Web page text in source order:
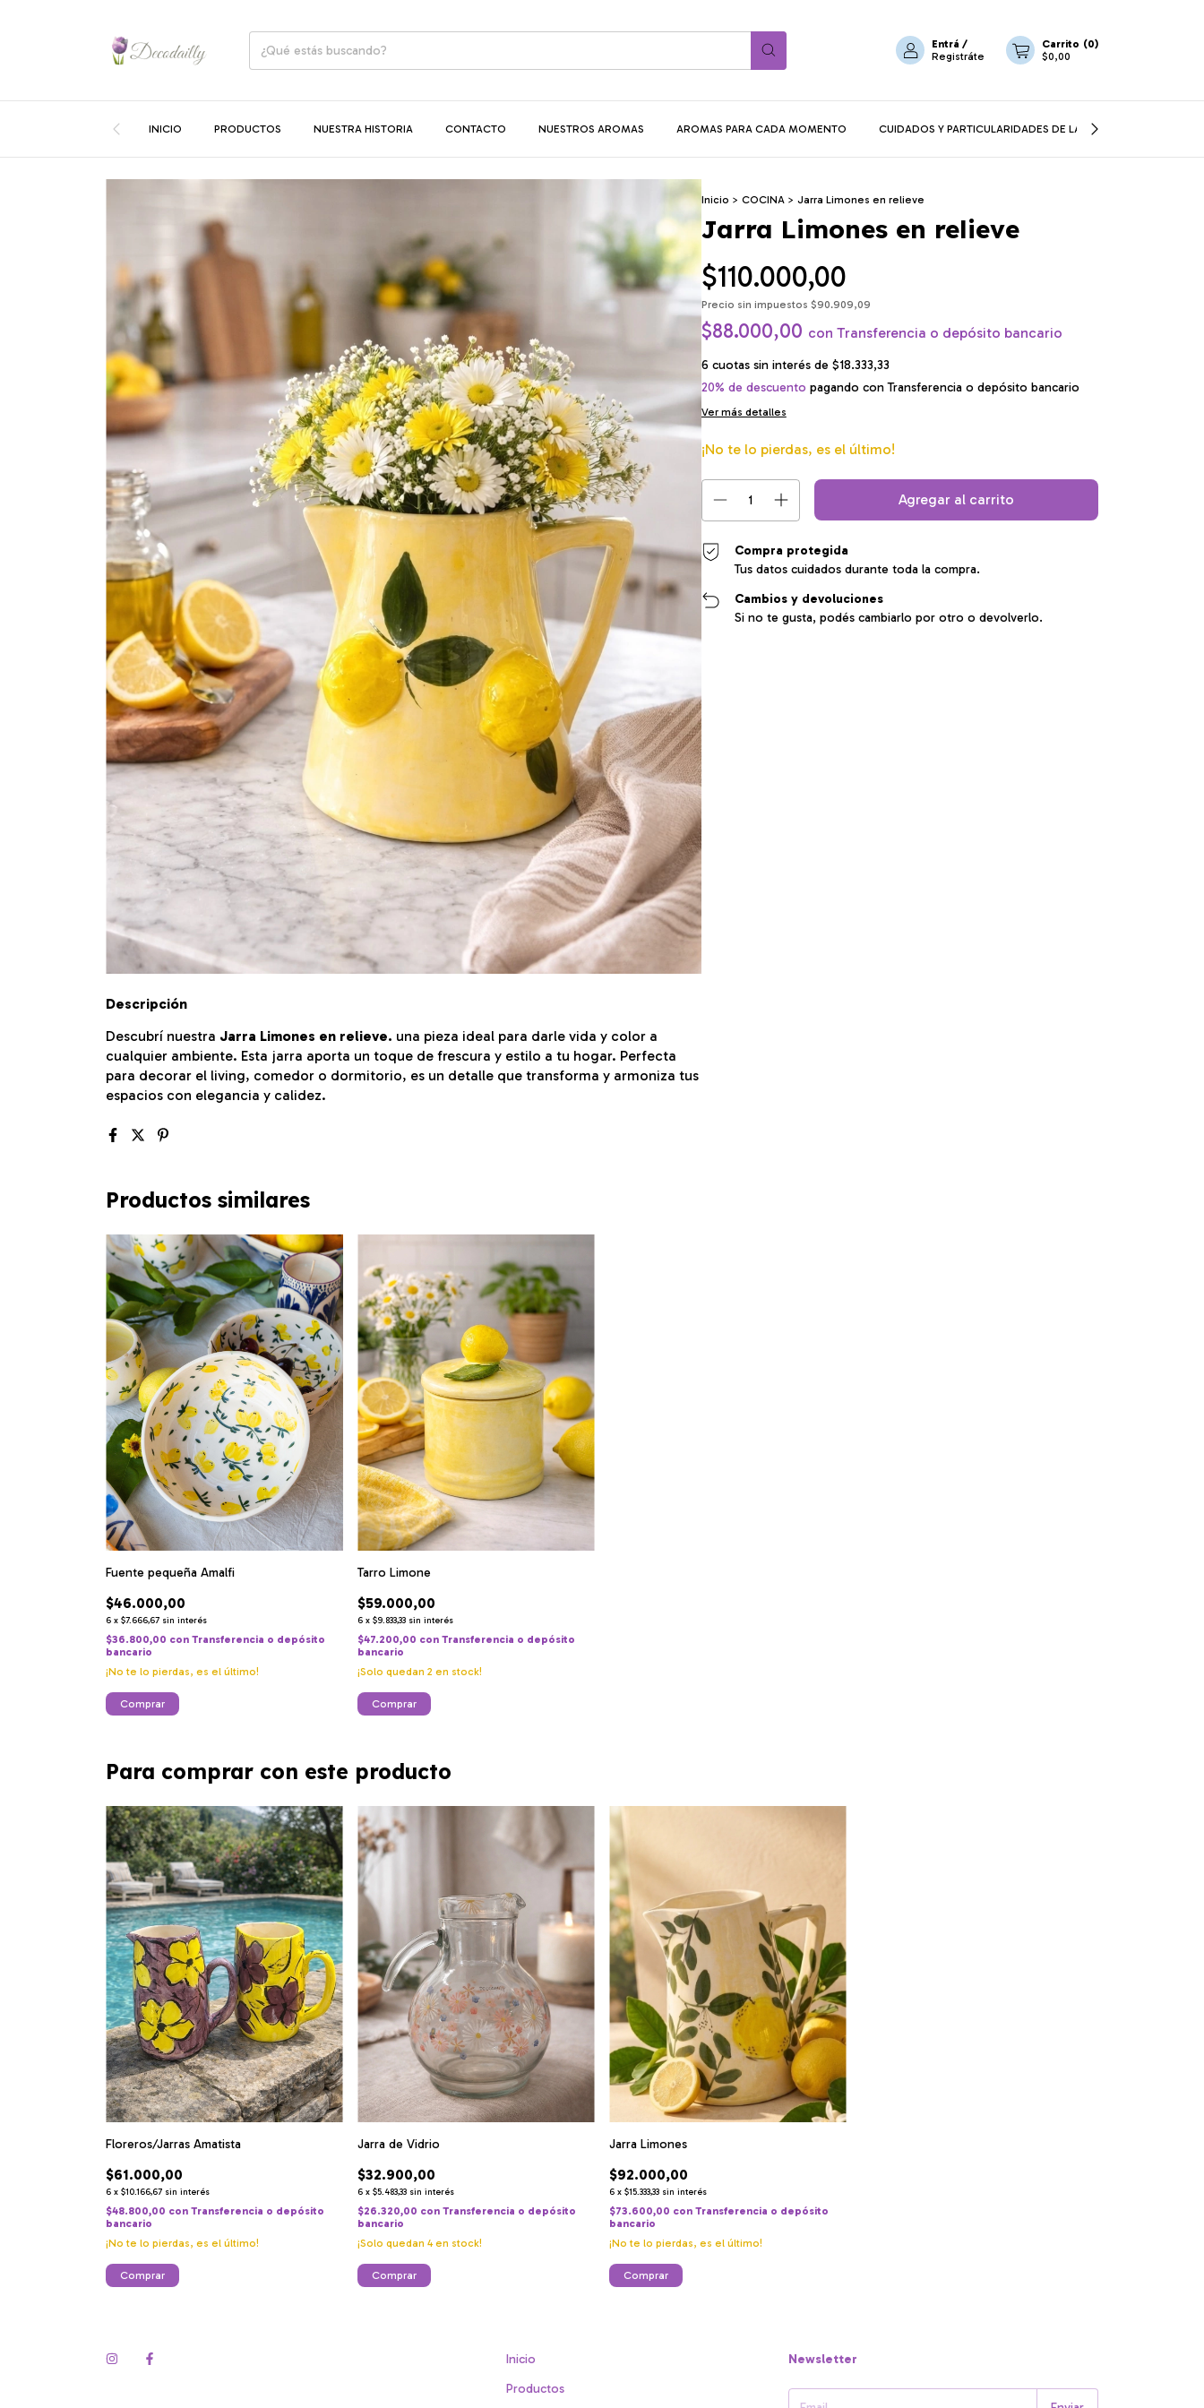
Entrá /
Registráte
Carrito (0)
$0,00
INICIO PRODUCTOS NUESTRA HISTORIA CONTACTO NUESTROS AROMAS AROMAS PARA CADA MOMENTO CUIDADOS Y PARTICULARIDADES DE LA CERÁMICA
Inicio > COCINA > Jarra Limones en relieve
Jarra Limones en relieve
$110.000,00
Precio sin impuestos $90.909,09
$88.000,00 con Transferencia o depósito bancario
6 cuotas sin interés de $18.333,33
20% de descuento pagando con Transferencia o depósito bancario
Ver más detalles
¡No te lo pierdas, es el último!
Compra protegida
Tus datos cuidados durante toda la compra.
Cambios y devoluciones
Si no te gusta, podés cambiarlo por otro o devolverlo.
Descripción
Descubrí nuestra Jarra Limones en relieve. una pieza ideal para darle vida y color a
cualquier ambiente. Esta jarra aporta un toque de frescura y estilo a tu hogar. Perfecta
para decorar el living, comedor o dormitorio, es un detalle que transforma y armoniza tus
espacios con elegancia y calidez.
Productos similares
Fuente pequeña Amalfi
$46.000,00
6 x $7.666,67 sin interés
$36.800,00 con Transferencia o depósito
bancario
¡No te lo pierdas, es el último!
Tarro Limone
$59.000,00
6 x $9.833,33 sin interés
$47.200,00 con Transferencia o depósito
bancario
¡Solo quedan 2 en stock!
Para comprar con este producto
Floreros/Jarras Amatista
$61.000,00
6 x $10.166,67 sin interés
$48.800,00 con Transferencia o depósito
bancario
¡No te lo pierdas, es el último!
Comprar
Jarra de Vidrio
$32.900,00
6 x $5.483,33 sin interés
$26.320,00 con Transferencia o depósito
bancario
¡Solo quedan 4en stock!
Jarra Limones
$92.000,00
6 x $15.333,33 sin interés
$73.600,00 con Transferencia o depósito
bancario
¡No te lo pierdas, es el último!
Inicio
Productos
Newsletter